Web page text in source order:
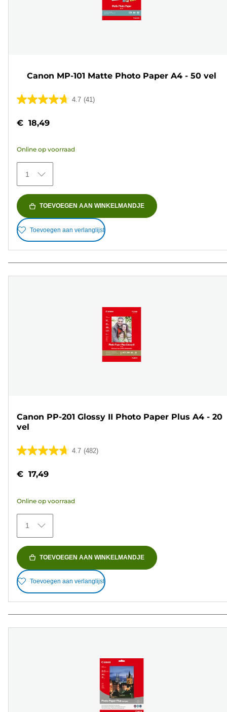
Canon MP-101 Matte Photo Paper A4 - 50 vel
4.7 (41)
4.7
de
sterren.
41
beoordelingen
€ 18,49
Online op voorraad
1
TOEVOEGEN AAN WINKELMANDJE
Toevoegen aan verlanglijst
Canon PP-201 Glossy II Photo Paper Plus A4 - 20
vel
4.7 (482)
4.7
de
sterren.
482
beoordelingen
€ 17,49
Online op voorraad
1
TOEVOEGEN AAN WINKELMANDJE
Toevoegen aan verlanglijst